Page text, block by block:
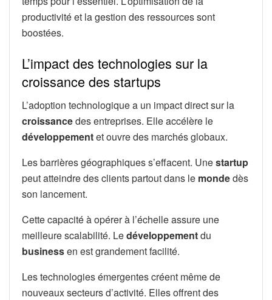
productivité et la gestion des ressources sont
boostées.
L’impact des technologies sur la
croissance des startups
L’adoption technologique a un impact direct sur la
croissancedes entreprises. Elle accélère le
développementet ouvre des marchés globaux.
Les barrières géographiques s’effacent. Unestartup
peut atteindre des clients partout dans le mondedès
son lancement.
Cette capacité à opérer à l’échelle assure une
meilleure scalabilité. Ledéveloppementdu
businessen est grandement facilité.
Les technologies émergentes créent même de
nouveaux secteurs d’activité. Elles offrent des